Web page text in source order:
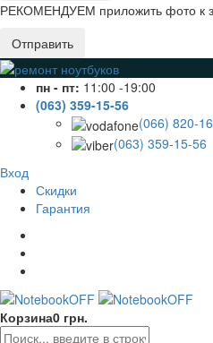
РЕКОМЕНДУЕМ приложить фото к
Отправить
пн - пт: 11:00 -19:00
(063) 359-15-56
(066) 820-
(063) 359-15-56
Вход
Скидки
Гарантия
Корзина0 грн.